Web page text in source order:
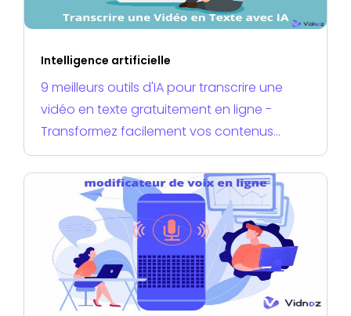
Intelligence artificielle
9 meilleurs outils d'IA pour transcrire une
vidéo en texte gratuitement en ligne -
Transformez facilement vos contenus
audiovisuels en documents écrits